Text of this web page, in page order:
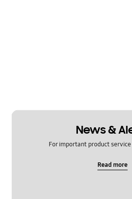
News &
For important product
Read more